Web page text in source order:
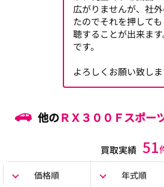
広がりませんが、社
たのでそれを押して
聴することが出来ま
です。
よろしくお願い致しま
他のＲＸ３００Ｆスポー
買取実績 51
価格順 年式順